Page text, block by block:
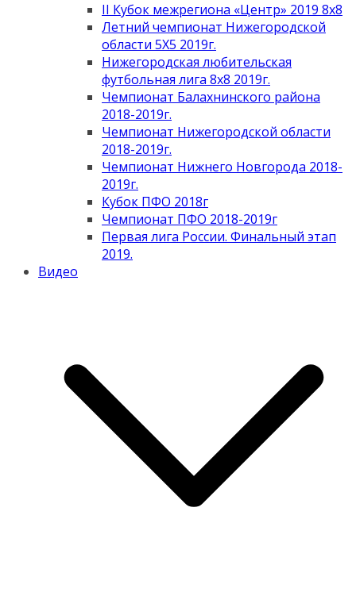
II Кубок межрегиона «Центр» 2019 8х8
Летний чемпионат Нижегородской
области 5Х5 2019г.
Нижегородская любительская
футбольная лига 8х8 2019г.
Чемпионат Балахнинского района
2018-2019г.
Чемпионат Нижегородской области
2018-2019г.
Чемпионат Нижнего Новгорода 2018-
2019г.
Кубок ПФО 2018г
Чемпионат ПФО 2018-2019г
Первая лига России. Финальный этап
2019.
Видео